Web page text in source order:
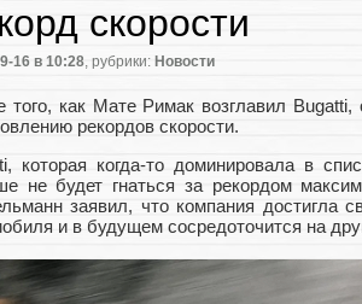
скорости
16 в 10:28, рубрики: Новости
того, как Мате Римак возглавил
рекордов скорости.
которая когда-то доминировала в
не будет гнаться за рекордом
заявил, что компания достигла
и в будущем сосредоточится на